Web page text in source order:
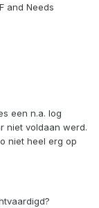
and Needs
een n.a. log
niet voldaan werd.
niet heel erg op